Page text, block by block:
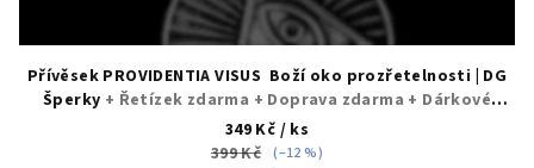
Přívěsek PROVIDENTIA VISUS Boží oko prozřetelnosti | DG
Šperky + Řetízek zdarma + Doprava zdarma + Dárkové
balení zdarma
349 Kč / ks
399 Kč (–12 %)